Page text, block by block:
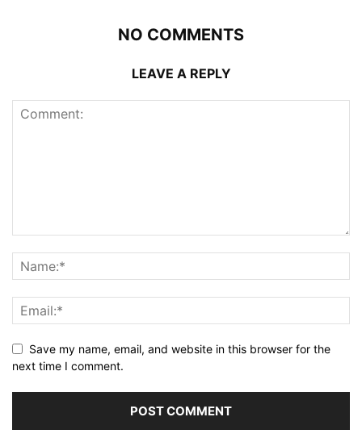
NO COMMENTS
LEAVE A REPLY
Save my name, email, and website in this browser for the
next time I comment.